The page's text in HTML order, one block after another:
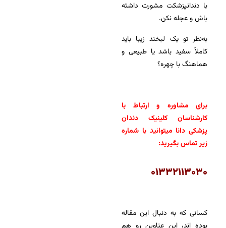
با دندانپزشکت مشورت داشته
باش و عجله نکن.
به‌نظر تو یک لبخند زیبا باید
کاملاً سفید باشد یا طبیعی و
هماهنگ با چهره؟
برای مشاوره و ارتباط با
کارشناسان کلینیک دندان
پزشکی دانا میتوانید با شماره
زیر تماس بگیرید:
۰۱۳۳۲۱۱۳۰۳۰
کسانی که به دنبال این مقاله